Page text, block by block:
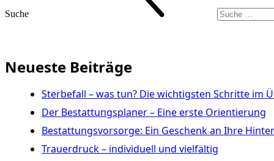
Suche
Neueste Beiträge
Sterbefall – was tun? Die wichtigsten Schritte im
Der Bestattungsplaner – Eine erste Orientierung
Bestattungsvorsorge: Ein Geschenk an Ihre
Trauerdruck – individuell und vielfältig